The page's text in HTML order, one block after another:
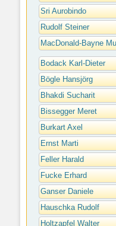
Sri Aurobindo
Rudolf Steiner
MacDonald-Bayne
Bodack Karl-Dieter
Bögle Hansjörg
Bhakdi Sucharit
Bissegger Meret
Burkart Axel
Ernst Marti
Feller Harald
Fucke Erhard
Ganser Daniele
Hauschka Rudolf
Holtzapfel Walter